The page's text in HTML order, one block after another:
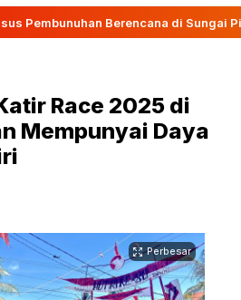
Berencana di Sungai Pinang
Race 2025 di
Mempunyai Daya
Perbesar